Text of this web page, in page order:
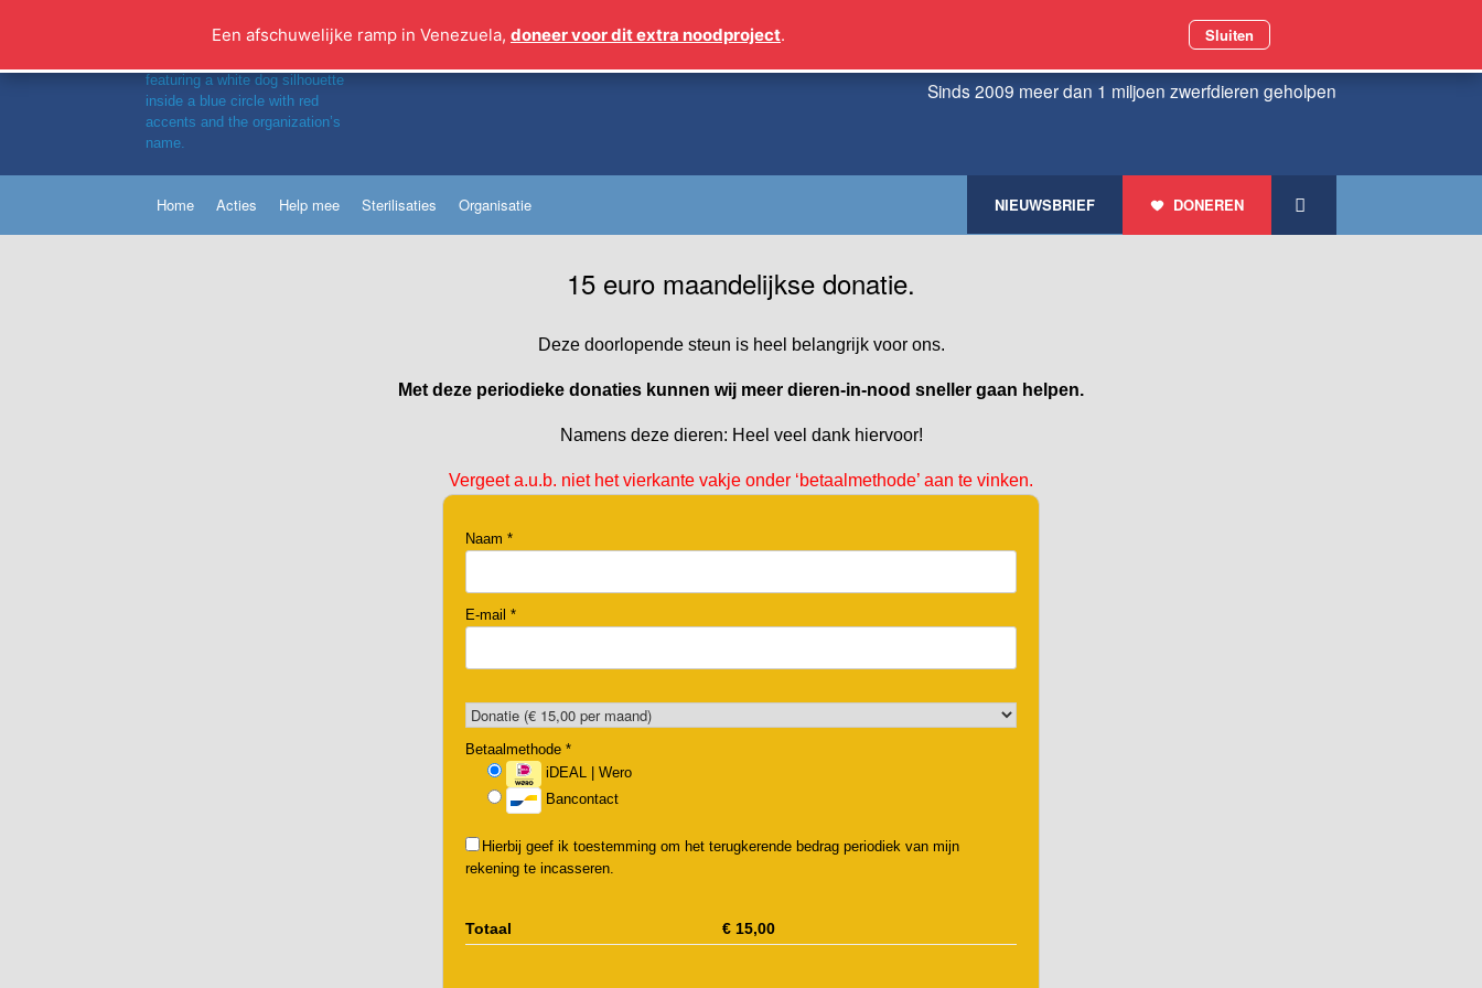
inhoud
Sinds 2009 meer dan 1 miljoen zwerfdieren geholpen
Home Acties Help mee Sterilisaties Organisatie DONEREN
NIEUWSBRIEF
15 euro maandelijkse donatie.
Deze doorlopende steun is heel belangrijk voor ons.
Met deze periodieke donaties kunnen wij meer dieren-in-nood sneller gaan helpen.
Namens deze dieren: Heel veel dank hiervoor!
Vergeet a.u.b. niet het vierkante vakje onder ‘betaalmethode’ aan te vinken.
Naam *
E-mail *
Betaalmethode *
iDEAL | Wero
Bancontact
Hierbij geef ik toestemming om het terugkerende bedrag periodiek van mijn
rekening te incasseren.
Totaal € 15,00
Een afschuwelijke ramp in Venezuela, doneer voor dit extra noodproject. Sluiten